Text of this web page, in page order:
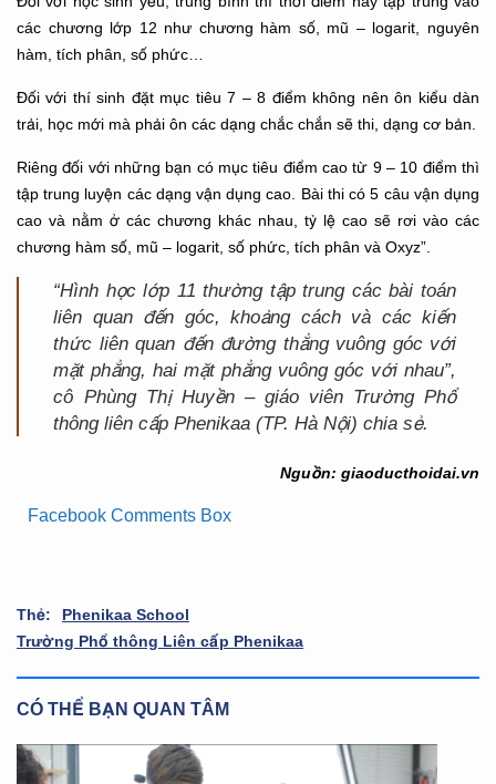
các chương lớp 12 như chương hàm số, mũ – logarit, nguyên
hàm, tích phân, số phức…
Đối với thí sinh đặt mục tiêu 7 – 8 điểm không nên ôn kiểu dàn
trải, học mới mà phải ôn các dạng chắc chắn sẽ thi, dạng cơ bản.
Riêng đối với những bạn có mục tiêu điểm cao từ 9 – 10 điểm thì
tập trung luyện các dạng vận dụng cao. Bài thi có 5 câu vận dụng
cao và nằm ở các chương khác nhau, tỷ lệ cao sẽ rơi vào các
chương hàm số, mũ – logarit, số phức, tích phân và Oxyz”.
“Hình học lớp 11 thường tập trung các bài toán
liên quan đến góc, khoảng cách và các kiến
thức liên quan đến đường thẳng vuông góc với
mặt phẳng, hai mặt phẳng vuông góc với nhau”,
cô Phùng Thị Huyền – giáo viên Trường Phổ
thông liên cấp Phenikaa (TP. Hà Nội) chia sẻ.
Nguồn: giaoducthoidai.vn
Facebook Comments Box
Thẻ:
Phenikaa School
Trường Phổ thông Liên cấp Phenikaa
CÓ THỂ BẠN QUAN TÂM